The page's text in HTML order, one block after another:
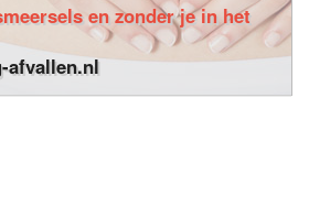
en zonder je in het
afvallen.nl